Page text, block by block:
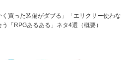
く買った装備がダブる」「エリクサー使わな
「RPGあるある」ネタ4選（概要）